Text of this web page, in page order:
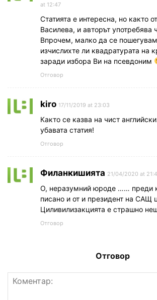
at 12:47
Статията е интересна, но както
Василева, и авторът употребява
Впрочем, малко да се
изчислихте ли квадратурата на
заради избора Ви на псевдоним
Отговор
kiro 17/11/2019 at 23:03
Както се казва на чист
убавата статия!
Отговор
Филанкишията 21/04/2020 at
О, неразумний юроде …… преди
писано и от и президент на САЩ
Циливилизакцията е страшно
Отговор
Отговор